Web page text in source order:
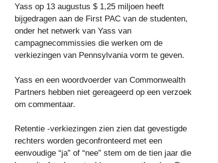
Yass op 13 augustus $ 1,25 miljoen heeft
bijgedragen aan de First PAC van de studenten,
onder het netwerk van Yass van
campagnecommissies die werken om de
verkiezingen van Pennsylvania vorm te geven.
Yass en een woordvoerder van Commonwealth
Partners hebben niet gereageerd op een verzoek
om commentaar.
Retentie -verkiezingen zien zien dat gevestigde
rechters worden geconfronteerd met een
eenvoudige “ja” of “nee” stem om de tien jaar die